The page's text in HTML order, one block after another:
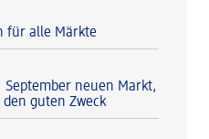
für alle Märkte
September neuen Markt,
guten Zweck